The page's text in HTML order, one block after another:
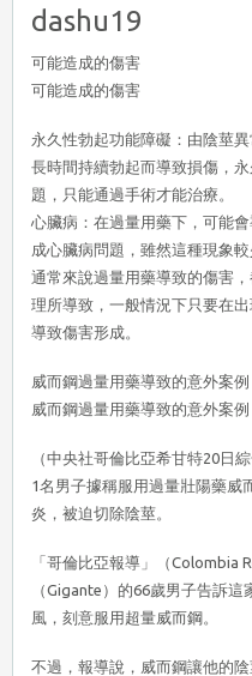
dashu19
可能造成的傷害
可能造成的傷害
永久性勃起功能障礙：由陰莖
長時間持續勃起而導致損傷，
題，只能通過手術才能治療。
心臟病：在過量用藥下，可能
成心臟病問題，雖然這種現象
通常來說過量用藥導致的傷害
理所導致，一般情況下只要在
導致傷害形成。
威而鋼過量用藥導致的意外案例
威而鋼過量用藥導致的意外案例
（中央社哥倫比亞希甘特20日
1名男子據稱服用過量壯陽藥威
炎，被迫切除陰莖。
「哥倫比亞報導」（Colombia
（Gigante）的66歲男子告訴
風，刻意服用超量威而鋼。
不過，報導說，威而鋼讓他的